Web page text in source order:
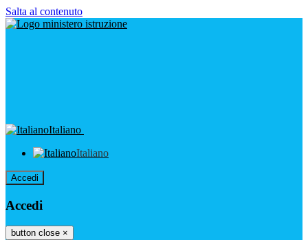
Salta al contenuto
Italiano
Italiano
Accedi
Accedi
button close ×